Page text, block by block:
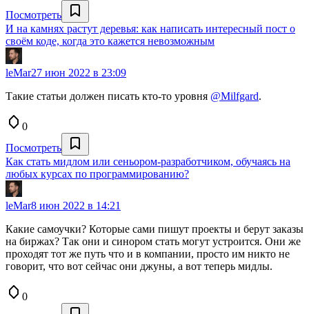
Посмотреть
И на камнях растут деревья: как написать интересный пост о
своём коде, когда это кажется невозможным
leMar27 июн 2022 в 23:09
Такие статьи должен писать кто-то уровня @Milfgard.
0
Посмотреть
Как стать мидлом или сеньором-разработчиком, обучаясь на
любых курсах по программированию?
leMar8 июн 2022 в 14:21
Какие самоучки? Которые сами пишут проекты и берут заказы
на биржах? Так они и синором стать могут устроится. Они же
проходят тот же путь что и в компании, просто им никто не
говорит, что вот сейчас они джуны, а вот теперь мидлы.
0